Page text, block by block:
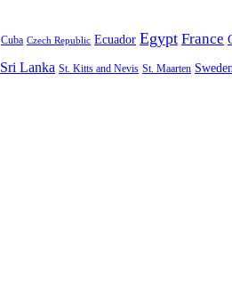
Cuba Czech Republic Ecuador Egypt France
Sri Lanka St. Kitts and Nevis St. Maarten